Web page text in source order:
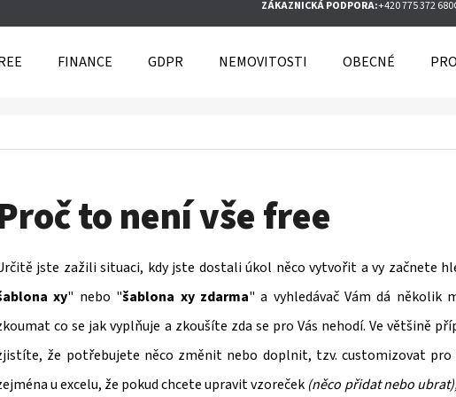
ZÁKAZNICKÁ PODPORA:+420 775 372 680
FINANCE GDPR NEMOVITOSTI OBECNÉ
to není vše free
jste zažili situaci, kdy jste dostali úkol něco vytvořit a vy začnete
xy" nebo "šablona xy zdarma" a vyhledávač Vám dá několik
co se jak vyplňuje a zkoušíte zda se pro Vás nehodí. Ve většině
že potřebujete něco změnit nebo doplnit, tzv. customizovat pro
u excelu, že pokud chcete upravit vzoreček (něco přidat nebo
DOPORUČUJEME